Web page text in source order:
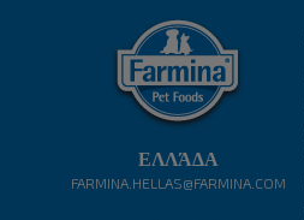
ΕΛΛΆΔΑ
FARMINA.HELLAS@FARMINA.COM